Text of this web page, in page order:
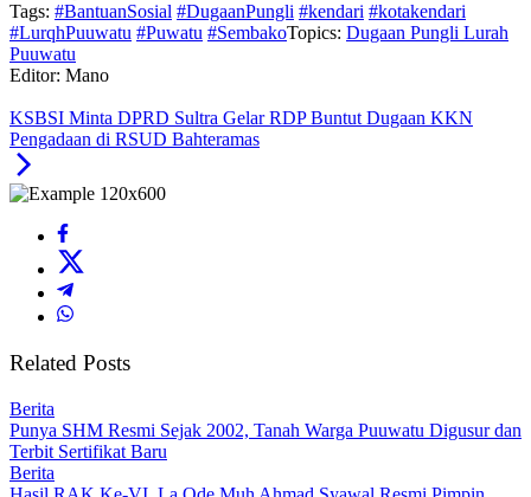
Tags: #BantuanSosial #DugaanPungli #kendari #kotakendari
#LurqhPuuwatu #Puwatu #SembakoTopics: Dugaan Pungli Lurah
Puuwatu
Editor: Mano
KSBSI Minta DPRD Sultra Gelar RDP Buntut Dugaan KKN
Pengadaan di RSUD Bahteramas
Related Posts
Berita
Punya SHM Resmi Sejak 2002, Tanah Warga Puuwatu Digusur dan
Terbit Sertifikat Baru
Berita